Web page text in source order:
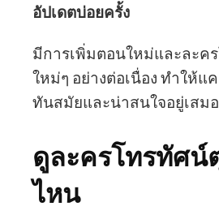
อัปเดตบ่อยครั้ง
มีการเพิ่มตอนใหม่และละค
ใหม่ๆ อย่างต่อเนื่อง ทำให้
ทันสมัยและน่าสนใจอยู่เสม
ดูละครโทรทัศน์
ไหน